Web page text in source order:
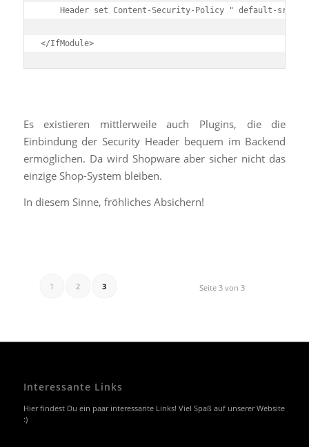
Header set Content-Security-Policy " default-src
</IfModule>
Es existieren mittlerweile auch Plugins, die die
Einbindung der Security Header bequem im Backend
ermöglichen. Da wird Shopware aber sicher nicht das
einzige Shop-System bleiben.
In diesem Sinne, fröhliches Absichern!
Seite 3 von 3
1 2 3
Interessante Links
Hier findest Du ein paar interessante Links! Viel Spaß auf unserer Website
:)